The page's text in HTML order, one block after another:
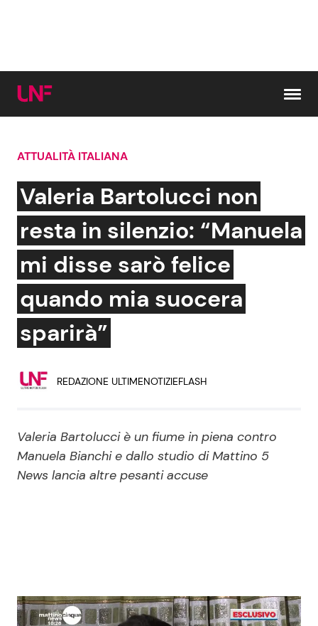
Cerca:
News e Cronaca
Attualità Italiana
Economia
Persone Scomparse
Gossip e TV
Bellezze VIP
Soap Opera
News Spettacolo
ATTUALITÀ ITALIANA
Valeria Bartolucci non
resta in silenzio: “Manuela
mi disse sarò felice
quando mia suocera
sparirà”
REDAZIONE ULTIMENOTIZIEFLASH
Valeria Bartolucci è un fiume in piena contro
Manuela Bianchi e dallo studio di Mattino 5
News lancia altre pesanti accuse